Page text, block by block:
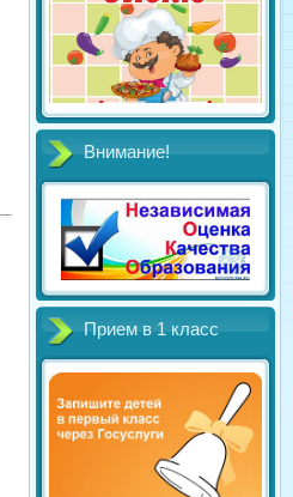
Внимание!
Прием в 1 класс